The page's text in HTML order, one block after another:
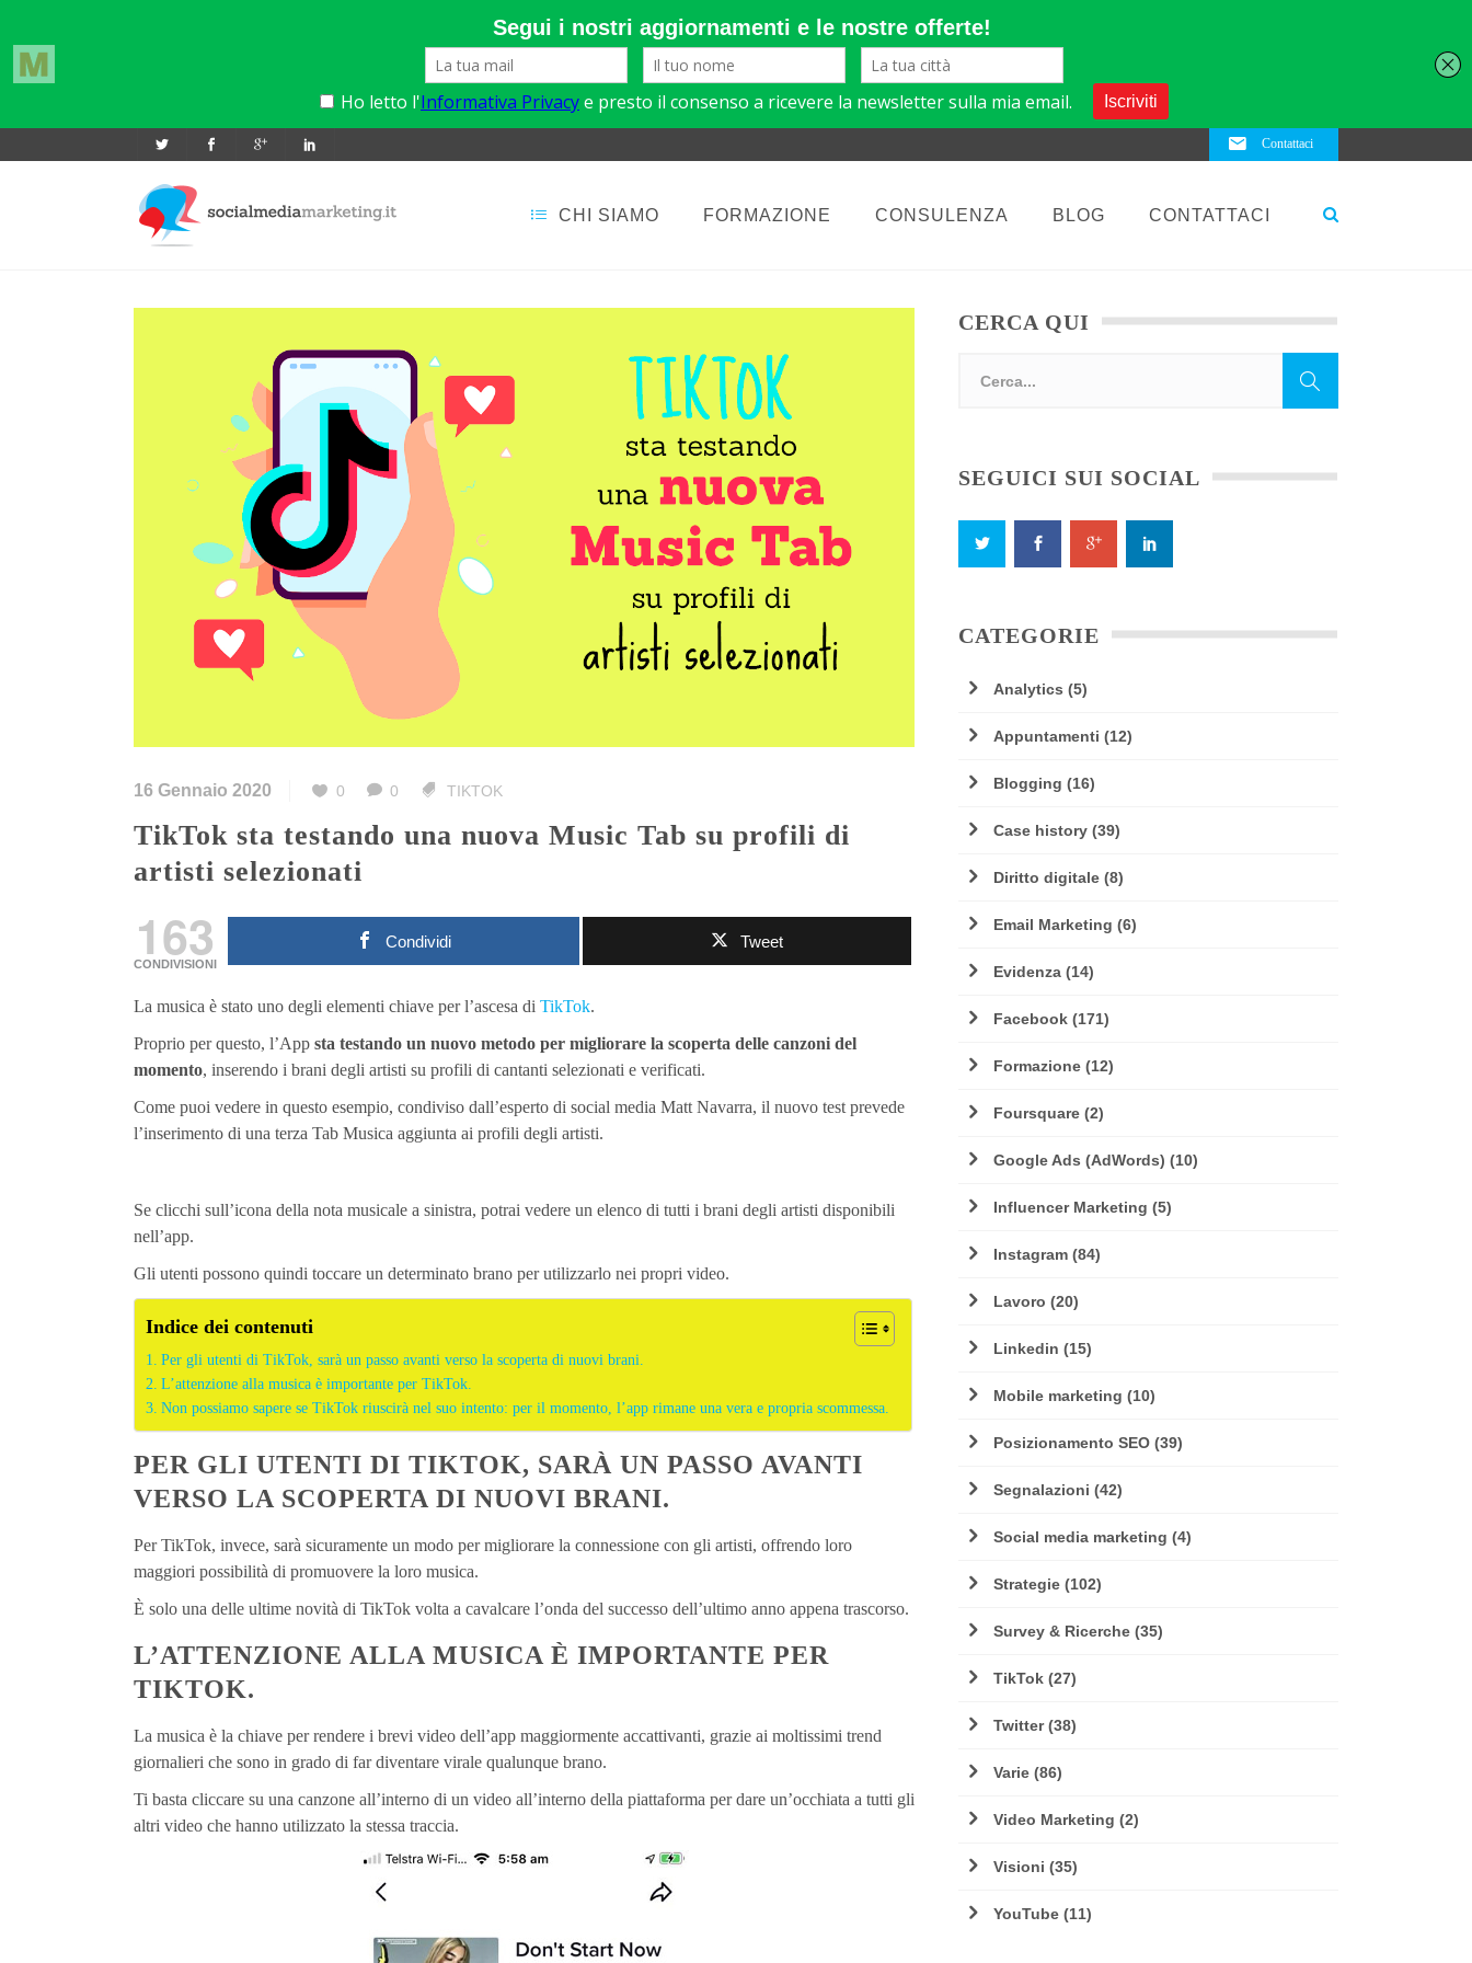
Contattaci
CHI SIAMO FORMAZIONE CONSULENZA BLOG CONTATTACI
16 Gennaio 2020 0 0 TIKTOK
TikTok sta testando una nuova Music Tab su profili di
artisti selezionati
163
CONDIVISIONI
Condividi Tweet
La musica è stato uno degli elementi chiave per l’ascesa di TikTok.
Proprio per questo, l’App sta testando un nuovo metodo per migliorare la scoperta delle canzoni del
momento, inserendo i brani degli artisti su profili di cantanti selezionati e verificati.
Come puoi vedere in questo esempio, condiviso dall’esperto di social media Matt Navarra, il nuovo test prevede
l’inserimento di una terza Tab Musica aggiunta ai profili degli artisti.
Se clicchi sull’icona della nota musicale a sinistra, potrai vedere un elenco di tutti i brani degli artisti disponibili
nell’app.
Gli utenti possono quindi toccare un determinato brano per utilizzarlo nei propri video.
Indice dei contenuti
Per gli utenti di TikTok, sarà un passo avanti verso la scoperta di nuovi brani.
L’attenzione alla musica è importante per TikTok.
Non possiamo sapere se TikTok riuscirà nel suo intento: per il momento, l’app rimane una vera e propria scommessa.
PER GLI UTENTI DI TIKTOK, SARÀ UN PASSO AVANTI
VERSO LA SCOPERTA DI NUOVI BRANI.
Per TikTok, invece, sarà sicuramente un modo per migliorare la connessione con gli artisti, offrendo loro
maggiori possibilità di promuovere la loro musica.
È solo una delle ultime novità di TikTok volta a cavalcare l’onda del successo dell’ultimo anno appena trascorso.
L’ATTENZIONE ALLA MUSICA È IMPORTANTE PER
TIKTOK.
La musica è la chiave per rendere i brevi video dell’app maggiormente accattivanti, grazie ai moltissimi trend
giornalieri che sono in grado di far diventare virale qualunque brano.
Ti basta cliccare su una canzone all’interno di un video all’interno della piattaforma per dare un’occhiata a tutti gli
altri video che hanno utilizzato la stessa traccia.
CERCA QUI
SEGUICI SUI SOCIAL
CATEGORIE
Analytics (5)
Appuntamenti (12)
Blogging (16)
Case history (39)
Diritto digitale (8)
Email Marketing (6)
Evidenza (14)
Facebook (171)
Formazione (12)
Foursquare (2)
Google Ads (AdWords) (10)
Influencer Marketing (5)
Instagram (84)
Lavoro (20)
Linkedin (15)
Mobile marketing (10)
Posizionamento SEO (39)
Segnalazioni (42)
Social media marketing (4)
Strategie (102)
Survey & Ricerche (35)
TikTok (27)
Twitter(38)
Varie (86)
Video Marketing (2)
Visioni (35)
YouTube (11)